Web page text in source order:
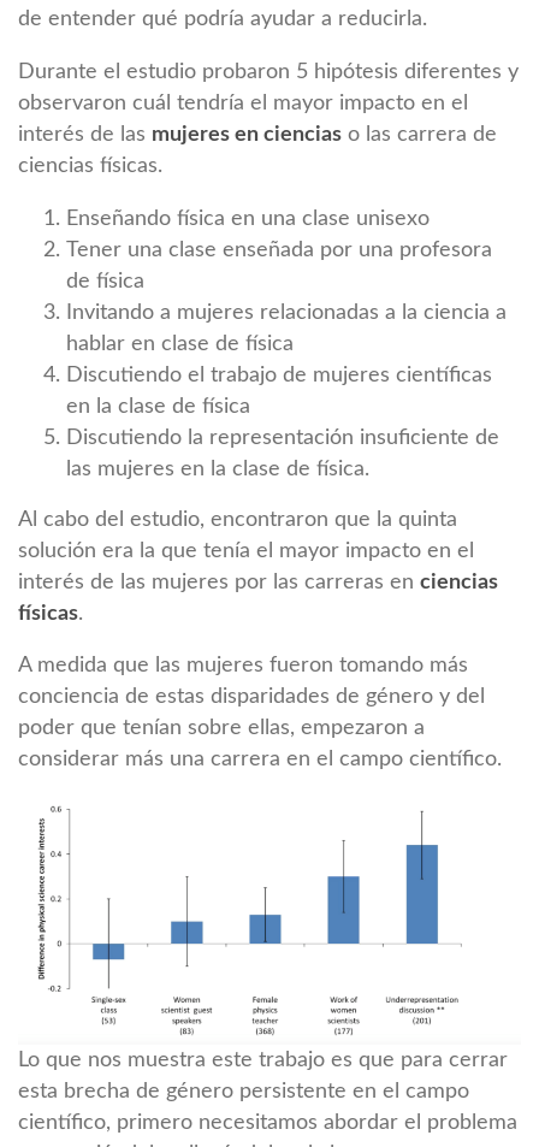
de entender qué podría ayudar a reducirla.
Durante el estudio probaron 5 hipótesis diferentes y
observaron cuál tendría el mayor impacto en el
interés de las mujeres en ciencias o las carrera de
ciencias físicas.
Enseñando física en una clase unisexo
Tener una clase enseñada por una profesora
de física
Invitando a mujeres relacionadas a la ciencia a
hablar en clase de física
Discutiendo el trabajo de mujeres científicas
en la clase de física
Discutiendo la representación insuficiente de
las mujeres en la clase de física.
Al cabo del estudio, encontraron que la quinta
solución era la que tenía el mayor impacto en el
interés de las mujeres por las carreras en ciencias
físicas.
A medida que las mujeres fueron tomando más
conciencia de estas disparidades de género y del
poder que tenían sobre ellas, empezaron a
considerar más una carrera en el campo científico.
Lo que nos muestra este trabajo es que para cerrar
esta brecha de género persistente en el campo
científico, primero necesitamos abordar el problema